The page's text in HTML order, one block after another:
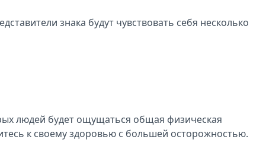
знака будут чувствовать себя несколько
людей будет ощущаться общая физическая
к своему здоровью с большей осторожностью.